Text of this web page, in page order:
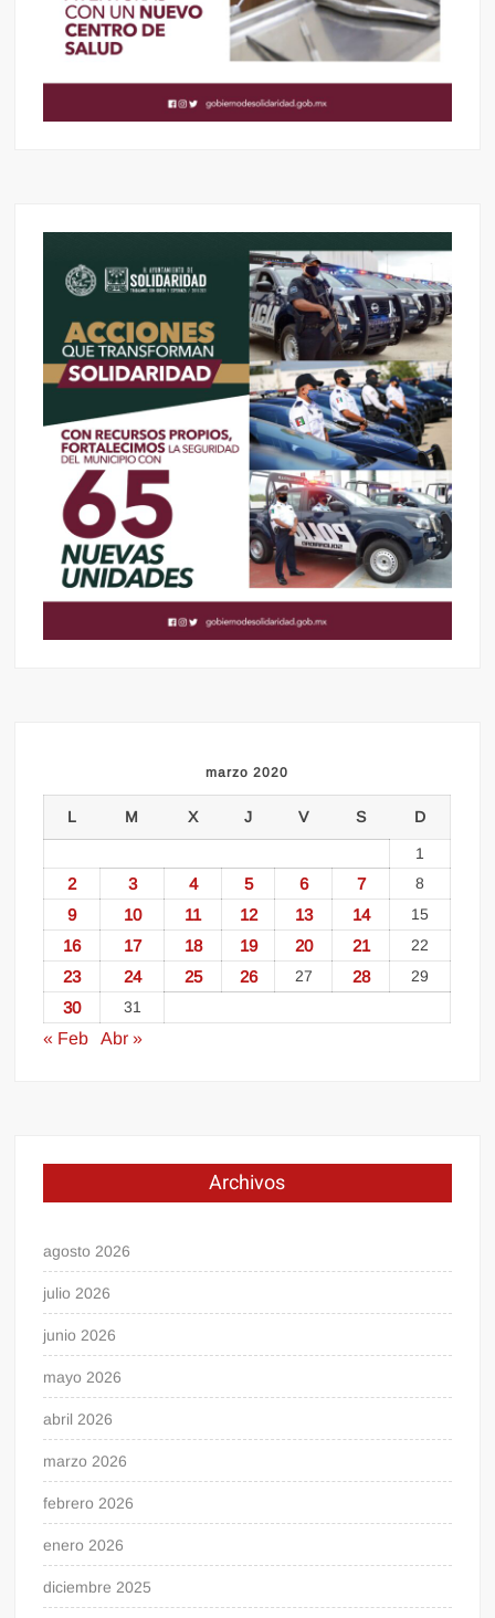
marzo 2020
L M X J V S D
1
2 3 4 5 6 7 8
9 10 11 12 13 14 15
16 17 18 19 20 21 22
23 24 25 26 27 28 29
30 31
« Feb Abr »
Archivos
agosto 2026
julio 2026
junio 2026
mayo 2026
abril 2026
marzo 2026
febrero 2026
enero 2026
diciembre 2025